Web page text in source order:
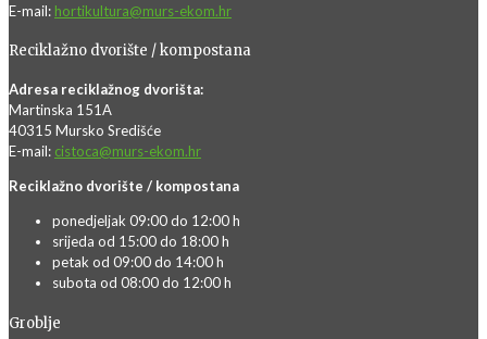
E-mail: hortikultura@murs-ekom.hr
Reciklažno dvorište / kompostana
Adresa reciklažnog dvorišta:
Martinska 151A
40315 Mursko Središće
E-mail: cistoca@murs-ekom.hr
Reciklažno dvorište / kompostana
ponedjeljak 09:00 do 12:00 h
srijeda od 15:00 do 18:00 h
petak od 09:00 do 14:00 h
subota od 08:00 do 12:00 h
Groblje